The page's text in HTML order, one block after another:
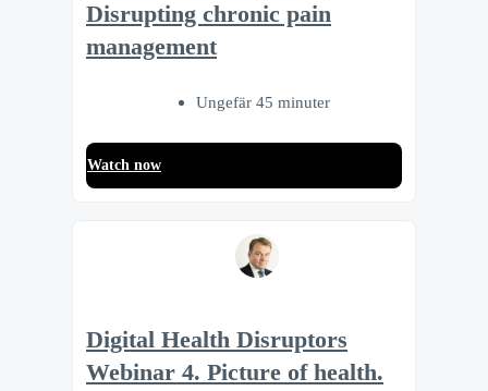
Disrupting chronic pain
management
Ungefär 45 minuter
Watch now
Digital Health Disruptors
Webinar 4. Picture of health.